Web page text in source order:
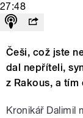
27:48
Češi, což jste
dal nepříteli,
z Rakous, a
Kronikář Dalimil